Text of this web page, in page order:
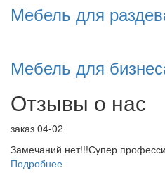
Мебель для
Мебель для
Отзывы о нас
заказ 04-02
Замечаний нет!!!Супер
Подробнее